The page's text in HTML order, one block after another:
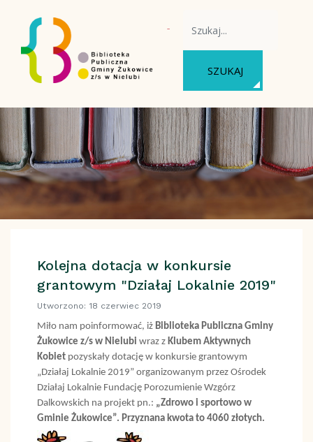
SZUKAJ
Kolejna dotacja w konkursie
grantowym "Działaj Lokalnie 2019"
Utworzono: 18 czerwiec 2019
Miło nam poinformować, iż Biblioteka Publiczna Gminy
Żukowice z/s w Nielubi wraz zKlubem Aktywnych
Kobiet pozyskały dotację w konkursie grantowym
„Działaj Lokalnie 2019” organizowanym przez Ośrodek
Działaj Lokalnie Fundację Porozumienie Wzgórz
Dalkowskich na projekt pn.: „Zdrowo i sportowo w
Gminie Żukowice”. Przyznana kwota to 4060 złotych.